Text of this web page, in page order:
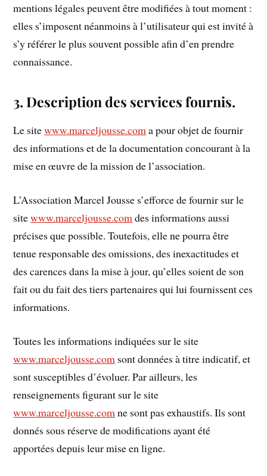
mentions légales peuvent être modifiées à tout moment :
elles s’imposent néanmoins à l’utilisateur qui est invité à
s’y référer le plus souvent possible afin d’en prendre
connaissance.
3. Description des services fournis.
Le sitewww.marceljousse.coma pour objet de fournir
des informations et de la documentation concourant à la
mise en œuvre de la mission de l’association.
L’Association Marcel Jousse s’efforce de fournir sur le
sitewww.marceljousse.comdes informations aussi
précises que possible. Toutefois, elle ne pourra être
tenue responsable des omissions, des inexactitudes et
des carences dans la mise à jour, qu’elles soient de son
fait ou du fait des tiers partenaires qui lui fournissent ces
informations.
Toutes les informations indiquées sur le site
www.marceljousse.com sont données à titre indicatif, et
sont susceptibles d’évoluer. Par ailleurs, les
renseignements figurant sur le site
www.marceljousse.comne sont pas exhaustifs. Ils sont
donnés sous réserve de modifications ayant été
apportées depuis leur mise en ligne.